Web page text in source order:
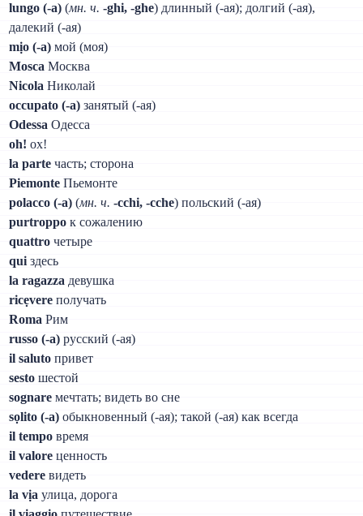
lungo (-а) (мн. ч. -ghi, -ghe) длинный (-ая); долгий (-ая),
далекий (-ая)
mịo (-а) мой (моя)
Mosca Москва
Nicola Николай
occupato (-а) занятый (-ая)
Odessa Одесса
oh! ох!
la parte часть; сторона
Piemonte Пьемонте
polacco (-а) (мн. ч. -cchi, -cche) польский (-ая)
purtroppo к сожалению
quattro четыре
qui здесь
la ragazza девушка
ricẹvere получать
Roma Рим
russo (-а) русский (-ая)
il saluto привет
sesto шестой
sognare мечтать; видеть во сне
sọlito (-а) обыкновенный (-ая); такой (-ая) как всегда
il tempo время
il valore ценность
vedere видеть
la vịa улица, дорога